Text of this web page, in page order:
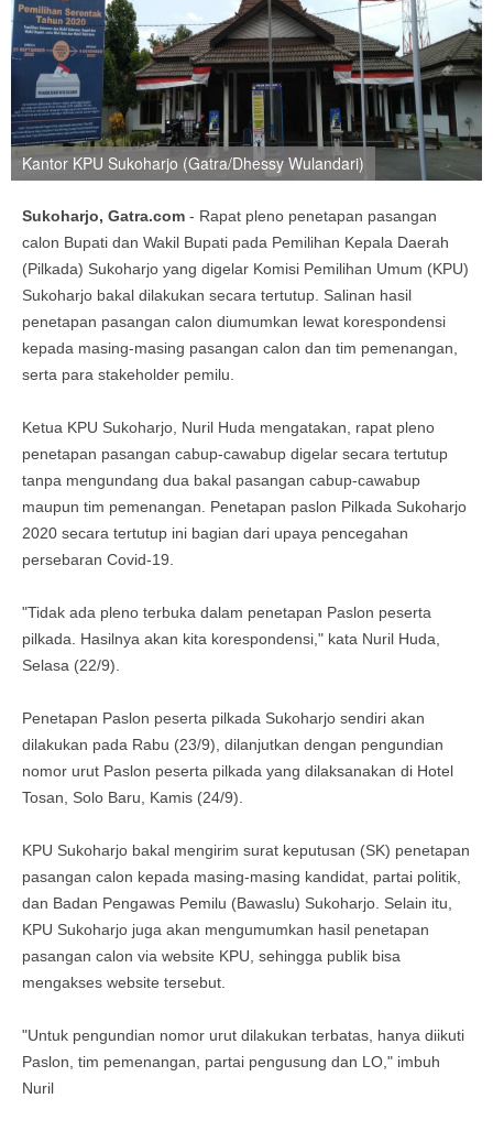
Kantor KPU Sukoharjo (Gatra/Dhessy Wulandari)
Sukoharjo, Gatra.com - Rapat pleno penetapan pasangan
calon Bupati dan Wakil Bupati pada Pemilihan Kepala Daerah
(Pilkada) Sukoharjo yang digelar Komisi Pemilihan Umum (KPU)
Sukoharjo bakal dilakukan secara tertutup. Salinan hasil
penetapan pasangan calon diumumkan lewat korespondensi
kepada masing-masing pasangan calon dan tim pemenangan,
serta para stakeholder pemilu.
Ketua KPU Sukoharjo, Nuril Huda mengatakan, rapat pleno
penetapan pasangan cabup-cawabup digelar secara tertutup
tanpa mengundang dua bakal pasangan cabup-cawabup
maupun tim pemenangan. Penetapan paslon Pilkada Sukoharjo
2020 secara tertutup ini bagian dari upaya pencegahan
persebaran Covid-19.
"Tidak ada pleno terbuka dalam penetapan Paslon peserta
pilkada. Hasilnya akan kita korespondensi," kata Nuril Huda,
Selasa (22/9).
Penetapan Paslon peserta pilkada Sukoharjo sendiri akan
dilakukan pada Rabu (23/9), dilanjutkan dengan pengundian
nomor urut Paslon peserta pilkada yang dilaksanakan di Hotel
Tosan, Solo Baru, Kamis (24/9).
KPU Sukoharjo bakal mengirim surat keputusan (SK) penetapan
pasangan calon kepada masing-masing kandidat, partai politik,
dan Badan Pengawas Pemilu (Bawaslu) Sukoharjo. Selain itu,
KPU Sukoharjo juga akan mengumumkan hasil penetapan
pasangan calon via website KPU, sehingga publik bisa
mengakses website tersebut.
"Untuk pengundian nomor urut dilakukan terbatas, hanya diikuti
Paslon, tim pemenangan, partai pengusung dan LO," imbuh
Nuril